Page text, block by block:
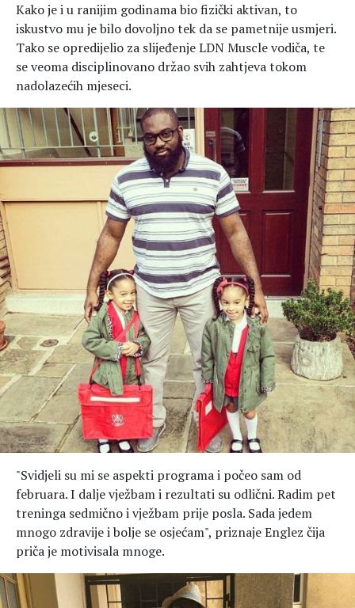
Kako je i u ranijim godinama bio fizički aktivan, to
iskustvo mu je bilo dovoljno tek da se pametnije usmjeri.
Tako se opredijelio za slijeđenje LDN Muscle vodiča, te
se veoma disciplinovano držao svih zahtjeva tokom
nadolazećih mjeseci.
"Svidjeli su mi se aspekti programa i počeo sam od
februara. I dalje vježbam i rezultati su odlični. Radim pet
treninga sedmično i vježbam prije posla. Sada jedem
mnogo zdravije i bolje se osjećam", priznaje Englez čija
priča je motivisala mnoge.